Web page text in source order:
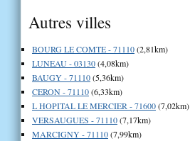
Autres villes
BOURG LE COMTE - 71110(2,81km)
LUNEAU - 03130(4,08km)
BAUGY - 71110(5,36km)
CERON - 71110(6,33km)
L HOPITAL LE MERCIER - 71600(7,02km)
VERSAUGUES - 71110(7,17km)
MARCIGNY - 71110(7,99km)